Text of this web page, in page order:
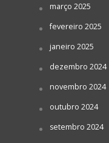
março 2025
fevereiro 2025
janeiro 2025
dezembro 2024
novembro 2024
outubro 2024
setembro 2024